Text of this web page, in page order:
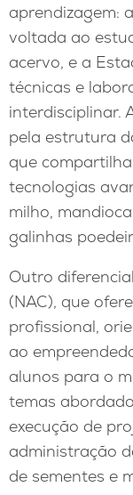
aprendizagem:
voltada ao
acervo, e a
técnicas e
interdisciplinar.
pela estrutura
que
tecnologias
milho,
galinhas
Outro
(NAC), que
profissional,
ao
alunos para o
temas
execução de
administração
de sementes e